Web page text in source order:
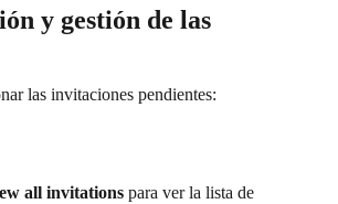
y gestión de las
las invitaciones pendientes:
all invitations para ver la lista de